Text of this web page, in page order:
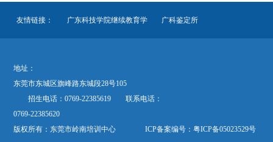
友情链接： 广东科技学院继续教育学 广科鉴定所
地址：
东莞市东城区旗峰路东城段28号105
招生电话：0769-22385619 联系电话：
0769-22385620
版权所有：东莞市岭南培训中心 ICP备案编号： 粤ICP备05023529号